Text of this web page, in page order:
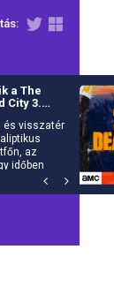
a The
City 3.
és visszatér
az
időben
n a The